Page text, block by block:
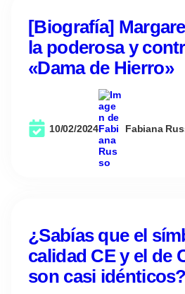
[Biografía]
la poderosa y
«Dama de Hierro»
10/02/2024 Fabiana
¿Sabías que el
calidad CE y el de
son casi idénticos?